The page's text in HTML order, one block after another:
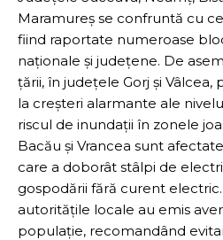
Maramureș se confruntă cu
fiind raportate numeroase
naționale și județene. De
țării, în județele Gorj și
la creșteri alarmante ale
riscul de inundații în zonele
Bacău și Vrancea sunt
care a doborât stâlpi de
gospodării fără curent
autoritățile locale au emis
populație, recomandând